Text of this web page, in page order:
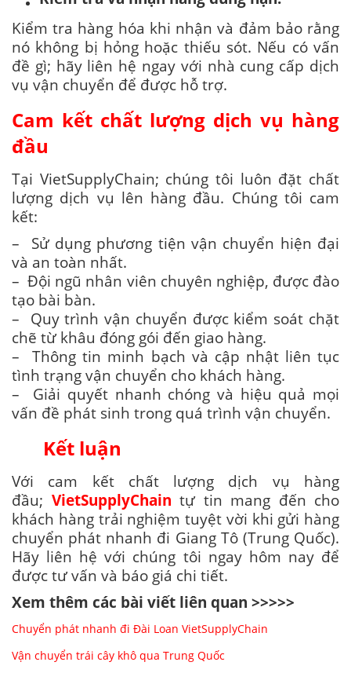
Kiểm tra hàng hóa khi nhận và đảm bảo rằng
nó không bị hỏng hoặc thiếu sót. Nếu có vấn
đề gì; hãy liên hệ ngay với nhà cung cấp dịch
vụ vận chuyển để được hỗ trợ.
Cam kết chất lượng dịch vụ hàng
đầu
Tại VietSupplyChain; chúng tôi luôn đặt chất
lượng dịch vụ lên hàng đầu. Chúng tôi cam
kết:
– Sử dụng phương tiện vận chuyển hiện đại
và an toàn nhất.
– Đội ngũ nhân viên chuyên nghiệp, được đào
tạo bài bàn.
– Quy trình vận chuyển được kiểm soát chặt
chẽ từ khâu đóng gói đến giao hàng.
– Thông tin minh bạch và cập nhật liên tục
tình trạng vận chuyển cho khách hàng.
– Giải quyết nhanh chóng và hiệu quả mọi
vấn đề phát sinh trong quá trình vận chuyển.
Kết luận
Với cam kết chất lượng dịch vụ hàng
đầu; VietSupplyChain tự tin mang đến cho
khách hàng trải nghiệm tuyệt vời khi gửi hàng
chuyển phát nhanh đi Giang Tô (Trung Quốc).
Hãy liên hệ với chúng tôi ngay hôm nay để
được tư vấn và báo giá chi tiết.
Xem thêm các bài viết liên quan >>>>>
Chuyển phát nhanh đi Đài Loan VietSupplyChain
Vận chuyển trái cây khô qua Trung Quốc